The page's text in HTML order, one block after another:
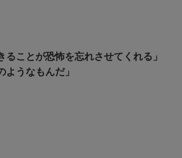
ることが恐怖を忘れさせてくれる」
ようなもんだ」